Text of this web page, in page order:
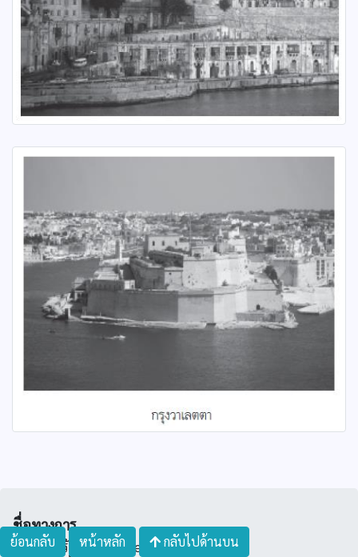
ชื่อทางการ
สาธารณรัฐมอลตา (Republic of Malta)
ย้อนกลับ หน้าหลัก กลับไปด้านบน